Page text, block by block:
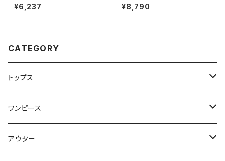
¥6,237 ¥8,790
CATEGORY
トップス
Tシャツ・カットソー
キャミソール・タンクトップ
ワンピース
ミニ
アウター